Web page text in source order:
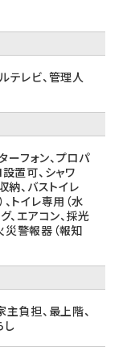
テレビ、管理人
ーフォン、プロパ
置可、シャワ
納、バストイレ
トイレ専用（水
、エアコン、採光
災警報器（報知
主負担、最上階、
し